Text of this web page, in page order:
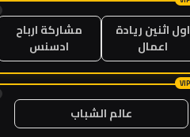
اول اثنين ريادة
اعمال
مشاركة ارباح
ادسنس
عالم الشباب